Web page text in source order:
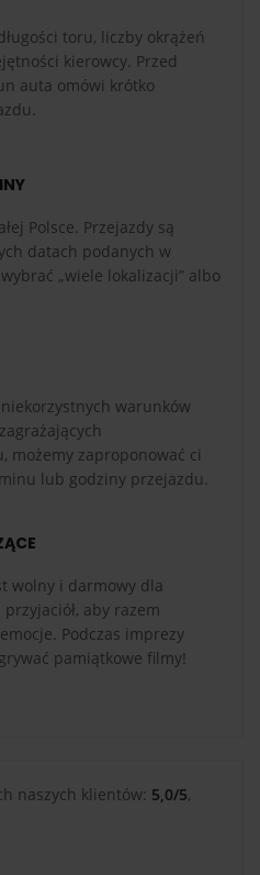
toru, liczby okrążeń
kierowcy. Przed
auta omówi krótko
Polsce. Przejazdy są
datach podanych w
„wiele lokalizacji” albo
warunków
możemy zaproponować ci
lub godziny przejazdu.
wolny i darmowy dla
aby razem
Podczas imprezy
pamiątkowe filmy!
naszych klientów: 5,0/5,